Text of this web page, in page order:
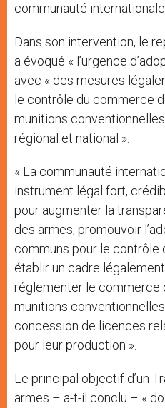
communauté internationale
Dans son intervention, le
a évoqué « l’urgence
avec « des mesures
le contrôle du commerce
munitions
régional et national ».
« La communauté
instrument légal fort,
pour augmenter la
des armes, promouvoir
communs pour le
établir un cadre
réglementer le commerce
munitions
concession de licences
pour leur production ».
Le principal objectif d’un
armes – a-t-il conclu – «